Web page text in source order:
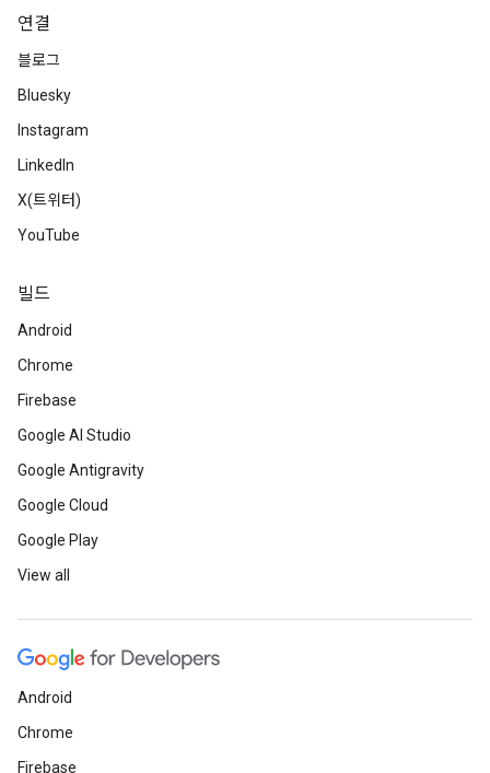
연결
블로그
Bluesky
Instagram
LinkedIn
X(트위터)
YouTube
빌드
Android
Chrome
Firebase
Google AI Studio
Google Antigravity
Google Cloud
Google Play
View all
Android
Chrome
Firebase